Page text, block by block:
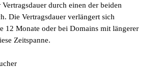
durch einen der beiden
Die Vertragsdauer verlängert sich
12 Monate oder bei Domains mit längerer
Zeitspanne.